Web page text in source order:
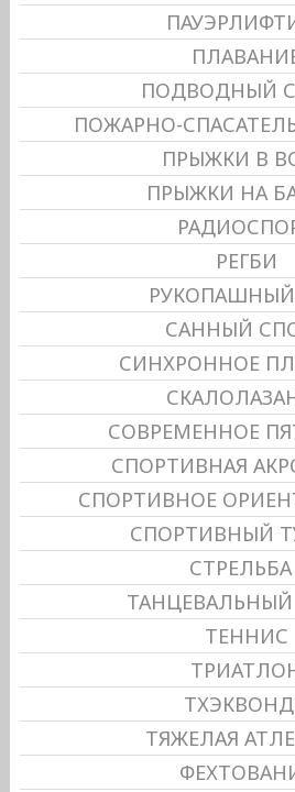
ПОДВОДНЫЙ
ПОЖАРНО-
ПРЫЖКИ В
ПРЫЖКИ НА
РЕГБИ
САННЫЙ
СИНХРОННОЕ
СОВРЕМЕННОЕ
СПОРТИВНАЯ
СПОРТИВНОЕ
СПОРТИВНЫЙ
СТРЕЛЬБА
ТЕННИС
ТЯЖЕЛАЯ